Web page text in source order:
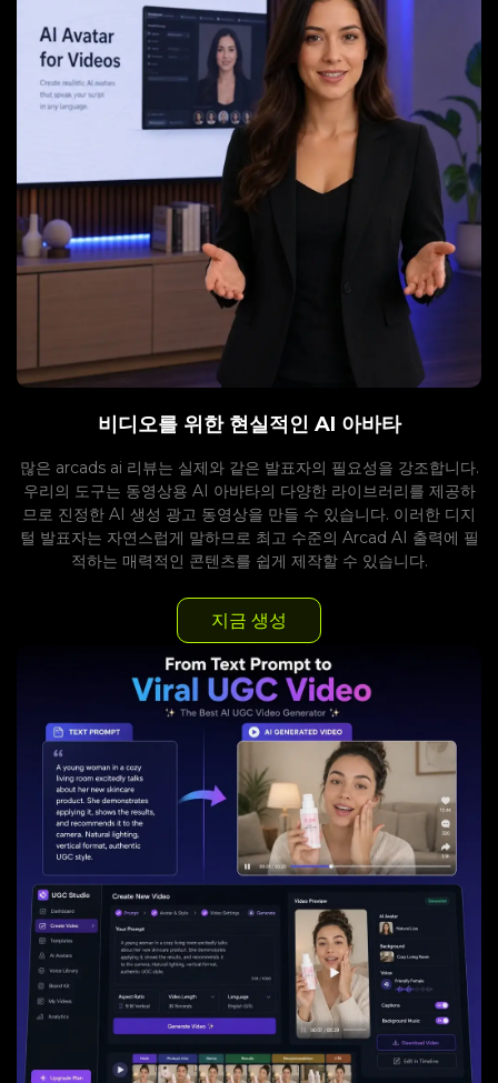
비디오를 위한 현실적인 AI 아바타
많은 arcads ai 리뷰는 실제와 같은 발표자의 필요성을 강조합니다.
우리의 도구는 동영상용 AI 아바타의 다양한 라이브러리를 제공하
므로 진정한 AI 생성 광고 동영상을 만들 수 있습니다. 이러한 디지
털 발표자는 자연스럽게 말하므로 최고 수준의 Arcad AI 출력에 필
적하는 매력적인 콘텐츠를 쉽게 제작할 수 있습니다.
지금 생성